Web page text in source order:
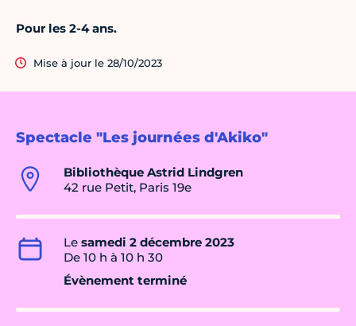
Spectacle "Les journées d'Akiko"
Bibliothèque Astrid Lindgren
42 rue Petit, Paris 19e
Le samedi 2 décembre 2023
De 10 h à 10 h 30
Évènement terminé
Pour les 2-4 ans.
Mise à jour le 28/10/2023